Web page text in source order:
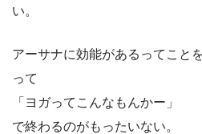
い。
アーサナに効能があるってこと
って
「ヨガってこんなもんかー」
で終わるのがもったいない。